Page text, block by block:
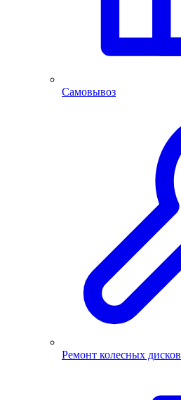
Самовывоз
Ремонт колесных дисков